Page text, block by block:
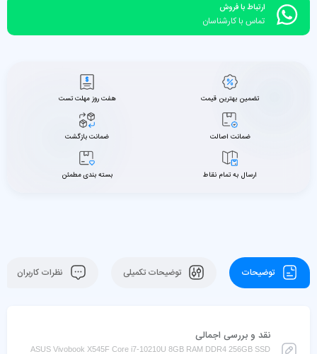
ارتباط با فروش
تماس با کارشناسان
تضمین بهترین قیمت هفت روز مهلت تست
ضمانت اصالت ضمانت بازگشت
ارسال به تمام نقاط بسته بندی مطمئن
توضیحات توضیحات تکمیلی نظرات کاربران
نقد و بررسی اجمالی
ASUS Vivobook X545F Core i7-10210U 8GB RAM DDR4 256GB SSD